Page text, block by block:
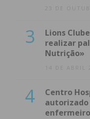
23 DE
3
Lions
realizar
Nutrição»
14 DE ABRIL
4
Centro